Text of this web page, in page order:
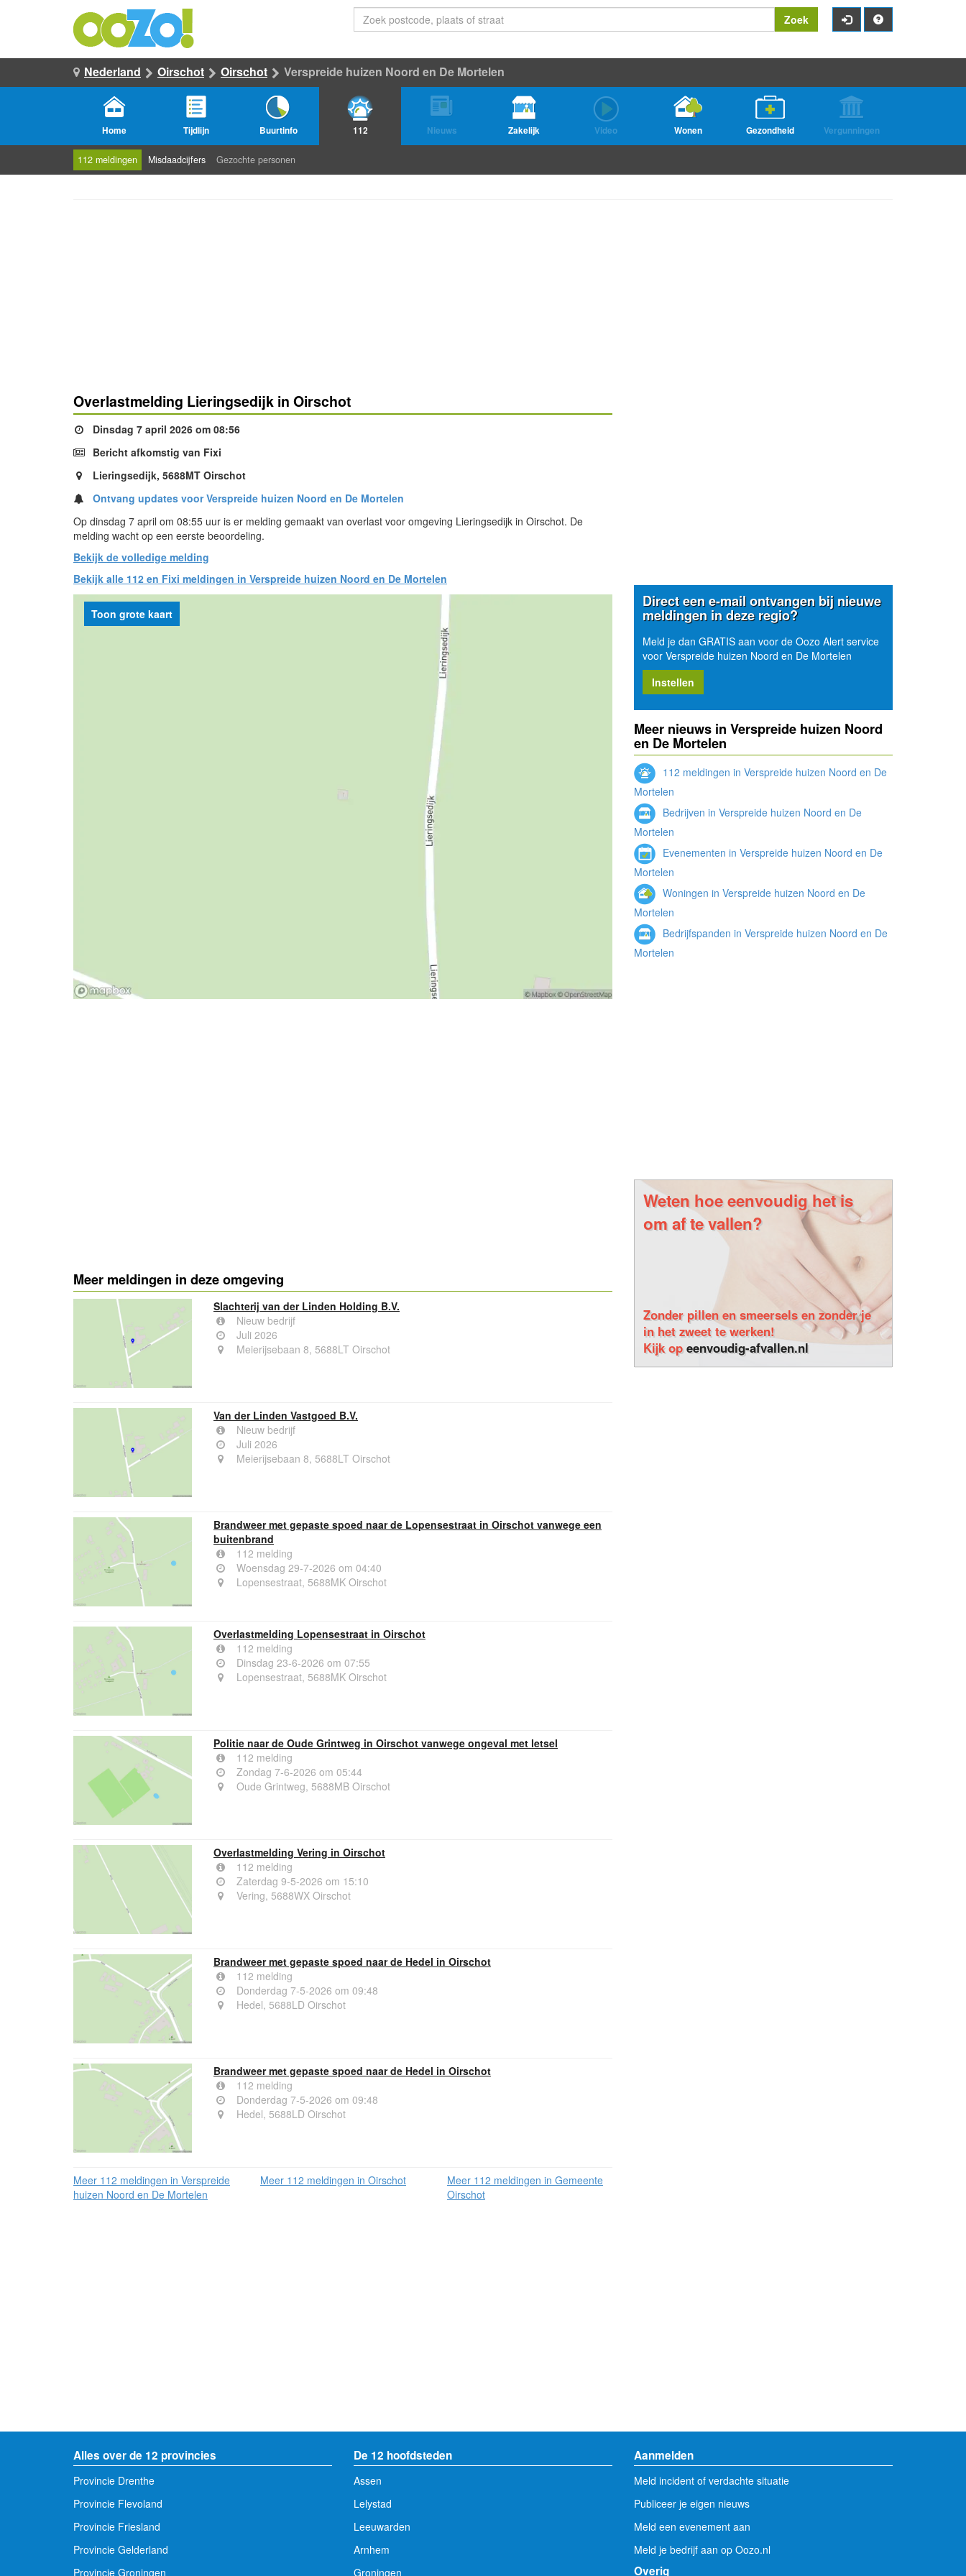
Zoek
Nederland Oirschot Oirschot Verspreide huizen Noord en De Mortelen
Home Tijdlijn Buurtinfo 112 Nieuws Zakelijk Video Wonen Gezondheid Vergunningen
112 meldingen Misdaadcijfers Gezochte personen
Overlastmelding Lieringsedijk in Oirschot
Dinsdag 7 april 2026 om 08:56
Bericht afkomstig van Fixi
Lieringsedijk, 5688MT Oirschot
Ontvang updates voor Verspreide huizen Noord en De Mortelen
Op dinsdag 7 april om 08:55 uur is er melding gemaakt van overlast voor omgeving Lieringsedijk in Oirschot. De
melding wacht op een eerste beoordeling.
Bekijk de volledige melding
Bekijk alle 112 en Fixi meldingen in Verspreide huizen Noord en De Mortelen
Toon grote kaart
Meer meldingen in deze omgeving
Slachterij van der Linden Holding B.V.
Nieuw bedrijf
Juli 2026
Meierijsebaan 8, 5688LT Oirschot
Van der Linden Vastgoed B.V.
Nieuw bedrijf
Juli 2026
Meierijsebaan 8, 5688LT Oirschot
Brandweer met gepaste spoed naar de Lopensestraat in Oirschot vanwege een
buitenbrand
112 melding
Woensdag 29-7-2026 om 04:40
Lopensestraat, 5688MK Oirschot
Overlastmelding Lopensestraat in Oirschot
112 melding
Dinsdag 23-6-2026 om 07:55
Lopensestraat, 5688MK Oirschot
Politie naar de Oude Grintweg in Oirschot vanwege ongeval met letsel
112 melding
Zondag 7-6-2026 om 05:44
Oude Grintweg, 5688MB Oirschot
Overlastmelding Vering in Oirschot
112 melding
Zaterdag 9-5-2026 om 15:10
Vering, 5688WX Oirschot
Brandweer met gepaste spoed naar de Hedel in Oirschot
112 melding
Donderdag 7-5-2026 om 09:48
Hedel, 5688LD Oirschot
Brandweer met gepaste spoed naar de Hedel in Oirschot
112 melding
Donderdag 7-5-2026 om 09:48
Hedel, 5688LD Oirschot
Meer 112 meldingen in Verspreide
huizen Noord en De Mortelen
Meer 112 meldingen in Oirschot
Meer 112 meldingen in Gemeente
Oirschot
Direct een e-mail ontvangen bij nieuwe
meldingen in deze regio?
Meld je dan GRATIS aan voor de Oozo Alert service
voor Verspreide huizen Noord en De Mortelen
Instellen
Meer nieuws in Verspreide huizen Noord
en De Mortelen
112 meldingen in Verspreide huizen Noord en De
Mortelen
Bedrijven in Verspreide huizen Noord en De
Mortelen
Evenementen in Verspreide huizen Noord en De
Mortelen
Woningen in Verspreide huizen Noord en De
Mortelen
Bedrijfspanden in Verspreide huizen Noord en De
Mortelen
Weten hoe eenvoudig het is
om af te vallen?
Zonder pillen en smeersels en zonder je
in het zweet te werken!
Kijk opeenvoudig-afvallen.nl
Alles over de 12 provincies
Provincie Drenthe
Provincie Flevoland
Provincie Friesland
Provincie Gelderland
Provincie Groningen
De 12 hoofdsteden
Assen
Lelystad
Leeuwarden
Arnhem
Groningen
Aanmelden
Meld incident of verdachte situatie
Publiceer je eigen nieuws
Meld een evenement aan
Meld je bedrijf aan op Oozo.nl
Overig